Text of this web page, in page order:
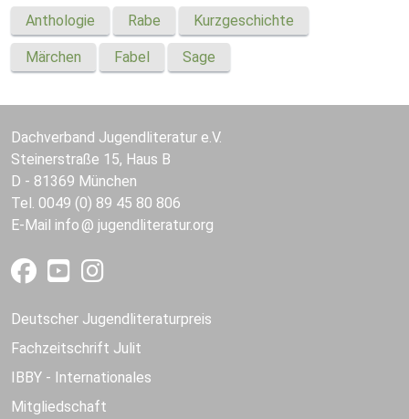
Anthologie Rabe Kurzgeschichte
Märchen Fabel Sage
Dachverband Jugendliteratur e.V.
Steinerstraße 15, Haus B
D - 81369 München
Tel. 0049 (0) 89 45 80 806
E-Mail info jugendliteratur.org
Deutscher Jugendliteraturpreis
Fachzeitschrift Julit
IBBY - Internationales
Mitgliedschaft